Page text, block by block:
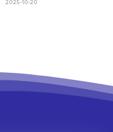
2025-10-20